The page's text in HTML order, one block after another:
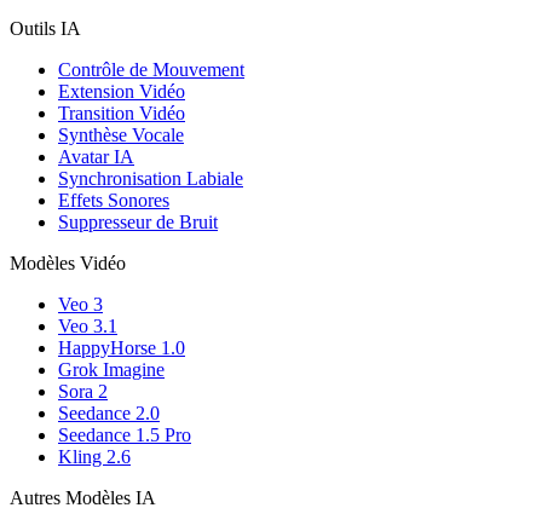
Outils IA
Contrôle de Mouvement
Extension Vidéo
Transition Vidéo
Synthèse Vocale
Avatar IA
Synchronisation Labiale
Effets Sonores
Suppresseur de Bruit
Modèles Vidéo
Veo 3
Veo 3.1
HappyHorse 1.0
Grok Imagine
Sora 2
Seedance 2.0
Seedance 1.5 Pro
Kling 2.6
Autres Modèles IA